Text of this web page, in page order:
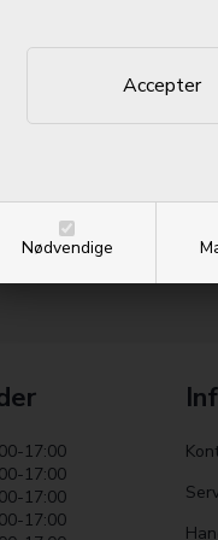
Nødvendige
17:00
17:00
17:00
17:00